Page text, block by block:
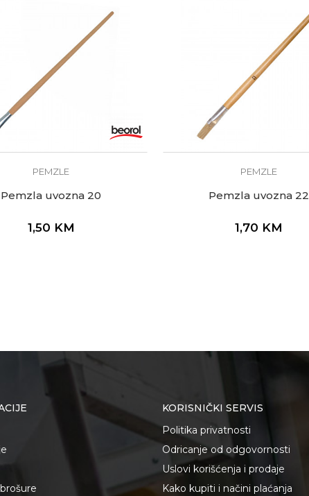
PEMZLE
Pemzla uvozna 20
1,50 KM
PEMZLE
Pemzla uvozna 22
1,70 KM
KORISNIČKI SERVIS
Politika privatnosti
Odricanje od odgovornosti
Uslovi korišćenja i prodaje
Kako kupiti i načini plaćanja